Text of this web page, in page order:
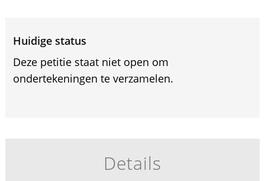
Huidige status
Deze petitie staat niet open om
ondertekeningen te verzamelen.
Details